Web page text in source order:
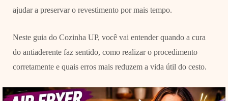
ajudar a preservar o revestimento por mais tempo.
Neste guia do Cozinha UP, você vai entender quando a cura
do antiaderente faz sentido, como realizar o procedimento
corretamente e quais erros mais reduzem a vida útil do cesto.